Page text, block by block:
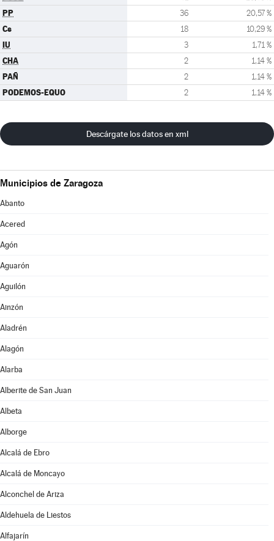
PP 36 20,57 %
Cs 18 10,29 %
IU 3 1,71 %
CHA 2 1,14 %
PAÑ 2 1,14 %
PODEMOS-EQUO 2 1,14 %
Descárgate los datos en xml
Municipios de Zaragoza
Abanto
Acered
Agón
Aguarón
Aguilón
Ainzón
Aladrén
Alagón
Alarba
Alberite de San Juan
Albeta
Alborge
Alcalá de Ebro
Alcalá de Moncayo
Alconchel de Ariza
Aldehuela de Liestos
Alfajarín